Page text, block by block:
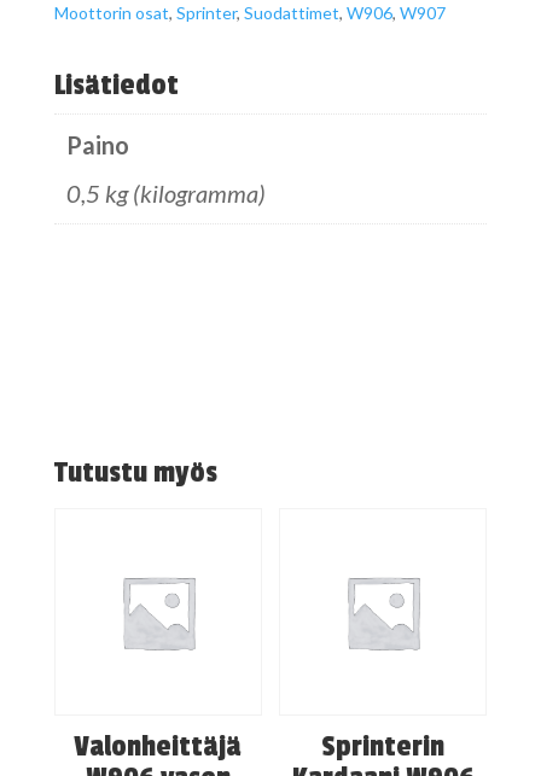
Moottorin osat, Sprinter, Suodattimet, W906, W907
Lisätiedot
Paino
0,5 kg (kilogramma)
Tutustu myös
Valonheittäjä
Sprinterin